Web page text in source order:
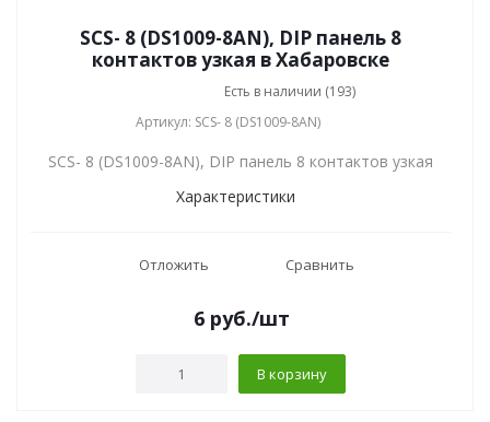
SCS- 8 (DS1009-8AN), DIP панель 8
контактов узкая в Хабаровске
Есть в наличии (193)
Артикул: SCS- 8 (DS1009-8AN)
SCS- 8 (DS1009-8AN), DIP панель 8 контактов узкая
Характеристики
Отложить Сравнить
6руб./шт
В корзину